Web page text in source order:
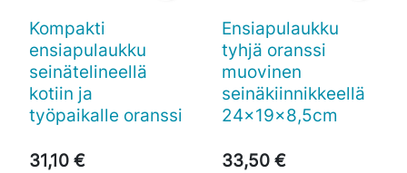
Kompakti
ensiapulaukku
seinätelineellä
kotiin ja
työpaikalle oranssi
31,10 €
Ensiapulaukku
tyhjä oranssi
muovinen
seinäkiinnikkeellä
24x19x8,5cm
33,50 €